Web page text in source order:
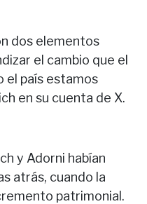
dos elementos
el cambio que el
el país estamos
en su cuenta de X.
y Adorni habían
atrás, cuando la
patrimonial.